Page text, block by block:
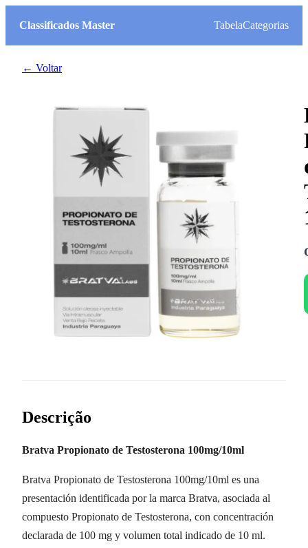
Classificados Master TabelaCategorias
← Voltar
Descrição
Bratva Propionato de Testosterona 100mg/10ml
Bratva Propionato de Testosterona 100mg/10ml es una
presentación identificada por la marca Bratva, asociada al
compuesto Propionato de Testosterona, con concentración
declarada de 100 mg y volumen total indicado de 10 ml.